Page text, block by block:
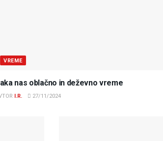
VREME
nas oblačno in deževno vreme
I.R. 27/11/2024